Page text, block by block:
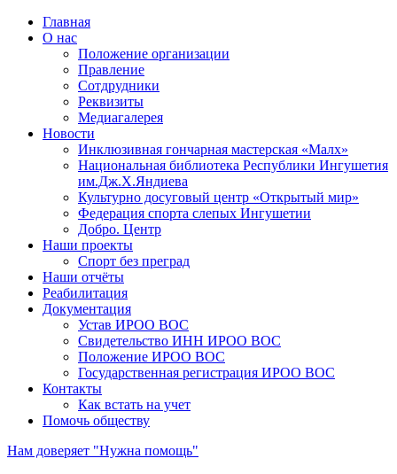
Главная
О нас
Положение организации
Правление
Сотдрудники
Реквизиты
Медиагалерея
Новости
Инклюзивная гончарная мастерская «Малх»
Национальная библиотека Республики Ингушетия
им.Дж.Х.Яндиева
Культурно досуговый центр «Открытый мир»
Федерация спорта слепых Ингушетии
Добро. Центр
Наши проекты
Спорт без преград
Наши отчёты
Реабилитация
Документация
Устав ИРОО ВОС
Свидетельство ИНН ИРОО ВОС
Положение ИРОО ВОС
Государственная регистрация ИРОО ВОС
Контакты
Как встать на учет
Помочь обществу
Нам доверяет "Нужна помощь"